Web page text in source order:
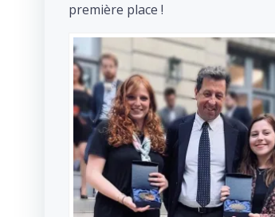
première place !